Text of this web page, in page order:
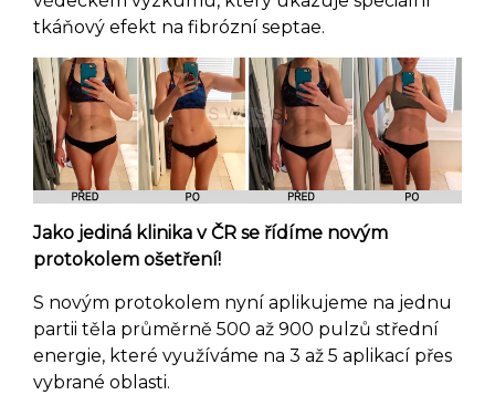
tkáňový efekt na fibrózní septae.
Jako jediná klinika v ČR se řídíme novým
protokolem ošetření!
S novým protokolem nyní aplikujeme na jednu
partii těla průměrně 500 až 900 pulzů střední
energie, které využíváme na 3 až 5 aplikací přes
vybrané oblasti.